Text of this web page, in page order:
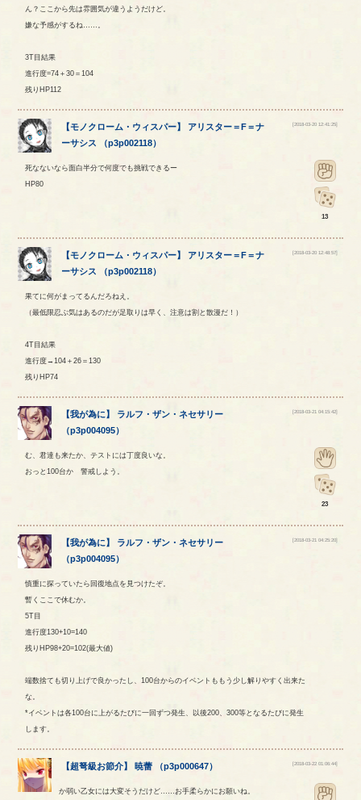
ん？ここから先は雰囲気が違うようだけど。
嫌な予感がするね……。
3T目結果
進行度=74＋30＝104
残りHP112
【モノクローム・ウィスパー】 アリスター＝F＝ナ
ーサシス （p3p002118）
[2018-03-20 12:41:25]
死なないなら面白半分で何度でも挑戦できるー
HP80
13
【モノクローム・ウィスパー】 アリスター＝F＝ナ
ーサシス （p3p002118）
[2018-03-20 12:48:57]
果てに何がまってるんだろねえ。
（最低限忍ぶ気はあるのだが足取りは早く、注意は割と散漫だ！）
4T目結果
進行度→104＋26＝130
残りHP74
【我が為に】 ラルフ ・ザン ・ネセサリー
（p3p004095）
[2018-03-21 04:15:42]
む、君達も来たか、テストには丁度良いな。
おっと100台か 警戒しよう。
23
【我が為に】 ラルフ ・ザン ・ネセサリー
（p3p004095）
[2018-03-21 04:25:20]
慎重に探っていたら回復地点を見つけたぞ。
暫くここで休むか。
5T目
進行度130+10=140
残りHP98+20=102(最大値)
端数捨ても切り上げで良かったし、100台からのイベントももう少し解りやすく出来た
な。
*イベントは各100台に上がるたびに一回ずつ発生、以後200、300等となるたびに発生
します。
【超弩級お節介】暁蕾 （p3p000647） [2018-03-22 01:06:44]
か弱い乙女には大変そうだけど……お手柔らかにお願いね。